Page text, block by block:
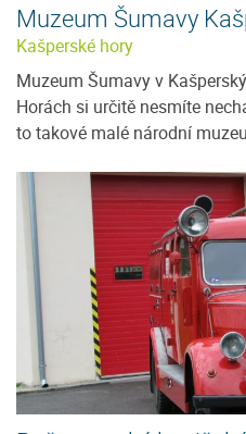
Muzeum Šumavy
Kašperské hory
Muzeum Šumavy v
Horách si určitě nesmíte
to takové malé národní